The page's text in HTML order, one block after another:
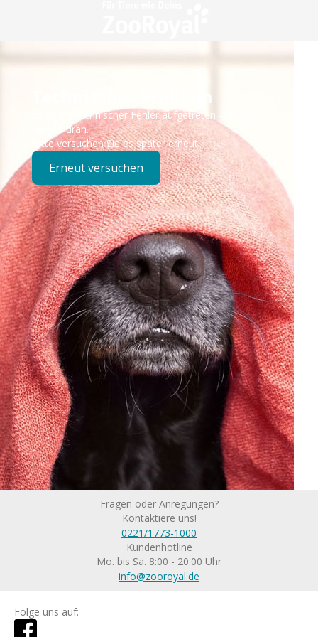
Technisches Problem
Es ist ein technischer Fehler aufgetreten – wir sind
bereits dran.
Bitte versuchen Sie es später erneut.
Erneut versuchen
Fragen oder Anregungen?
Kontaktiere uns!
0221/1773-1000
Kundenhotline
Mo. bis Sa. 8:00 - 20:00 Uhr
info@zooroyal.de
Folge uns auf: